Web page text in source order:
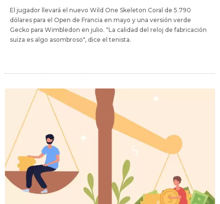
El jugador llevará el nuevo Wild One Skeleton Coral de 5.790
dólares para el Open de Francia en mayo y una versión verde
Gecko para Wimbledon en julio. "La calidad del reloj de fabricación
suiza es algo asombroso", dice el tenista.